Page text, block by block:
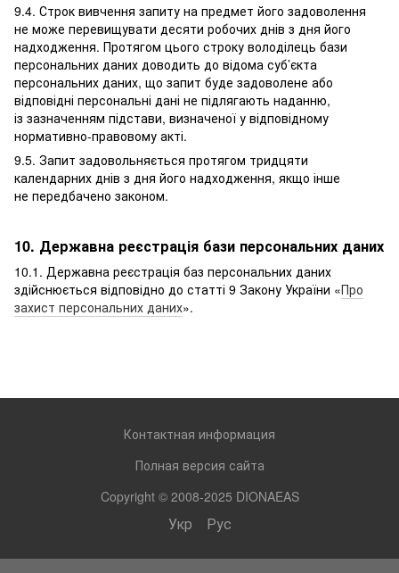
9.4. Строк вивчення запиту на предмет його задоволення
не може перевищувати десяти робочих днів з дня його
надходження. Протягом цього строку володілець бази
персональних даних доводить до відома суб’єкта
персональних даних, що запит буде задоволене або
відповідні персональні дані не підлягають наданню,
із зазначенням підстави, визначеної у відповідному
нормативно-правовому акті.
9.5. Запит задовольняється протягом тридцяти
календарних днів з дня його надходження, якщо інше
не передбачено законом.
10. Державна реєстрація бази персональних даних
10.1. Державна реєстрація баз персональних даних
здійснюється відповідно до статті 9 Закону України «Про
захист персональних даних».
Контактная информация
Полная версия сайта
Copyright © 2008-2025 DIONAEAS
Укр Рус